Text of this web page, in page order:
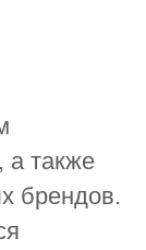
а также
брендов.